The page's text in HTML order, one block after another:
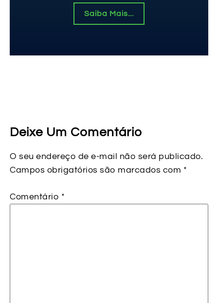
Saiba Mais...
Deixe Um Comentário
O seu endereço de e-mail não será publicado.
Campos obrigatórios são marcados com *
Comentário *